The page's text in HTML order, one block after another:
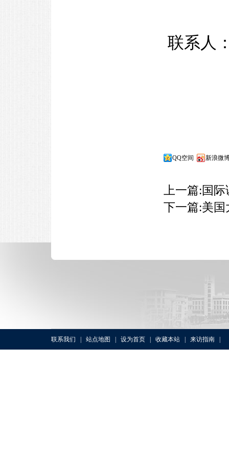
联系人
QQ空间 新浪微
上一篇:国
下一篇:美国
联系我们 站点地图 设为首页 收藏本站 来访指南